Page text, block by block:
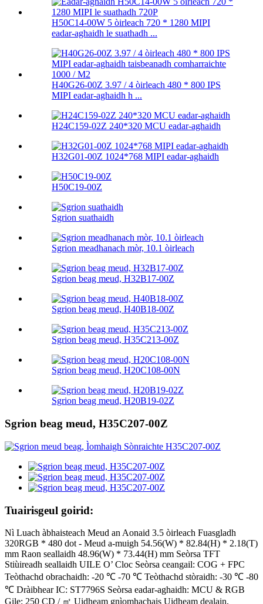
H50C14-00W 5 òirleach 720 * 1280 MIPI
eadar-aghaidh le suathadh ...
H40G26-00Z 3.97 / 4 òirleach 480 * 800 IPS
MIPI eadar-aghaidh h ...
H24C159-02Z 240*320 MCU eadar-aghaidh
H32G01-00Z 1024*768 MIPI eadar-aghaidh
H50C19-00Z
Sgrion suathaidh
Sgrion meadhanach mòr, 10.1 òirleach
Sgrion beag meud, H32B17-00Z
Sgrion beag meud, H40B18-00Z
Sgrion beag meud, H35C213-00Z
Sgrion beag meud, H20C108-00N
Sgrion beag meud, H20B19-02Z
Sgrion beag meud, H35C207-00Z
Tuairisgeul goirid:
Nì Luach àbhaisteach Meud an Aonaid 3.5 òirleach Fuasgladh
320RGB * 480 dot - Meud a-muigh 54.56(W) * 82.84(H) * 2.18(T)
mm Raon seallaidh 48.96(W) * 73.44(H) mm Seòrsa TFT
Stiùireadh seallaidh UILE O’ Cloc Seòrsa ceangail: COG + FPC
Teòthachd obrachaidh: -20 ℃ -70 ℃ Teòthachd stòraidh: -30 ℃ -80
℃ Dràibhear IC: ST7796S Seòrsa eadar-aghaidh: MCU & RGB
Gile: 250 CD / ㎡ Uidheam gnìomhachais Uidheam dealain,